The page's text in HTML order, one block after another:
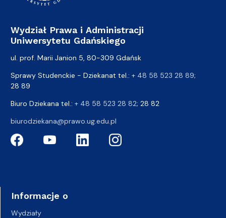
Wydział Prawa i Administracji
Uniwersytetu Gdańskiego
ul. prof. Marii Janion 5, 80-309 Gdańsk
Sprawy Studenckie - Dziekanat tel.: + 48 58 523 28 89;
28 89
Biuro Dziekana tel.: + 48 58 523 28 82; 28 82
biurodziekana@prawo.ug.edu.pl
Informacje o
Wydziały